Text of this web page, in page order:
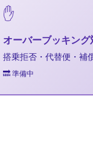
✋
オーバーブッキング
搭乗拒否・代替便・補
🔜 準備中